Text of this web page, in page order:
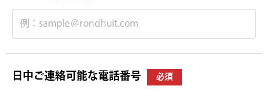
日中ご連絡可能な電話番号 必須